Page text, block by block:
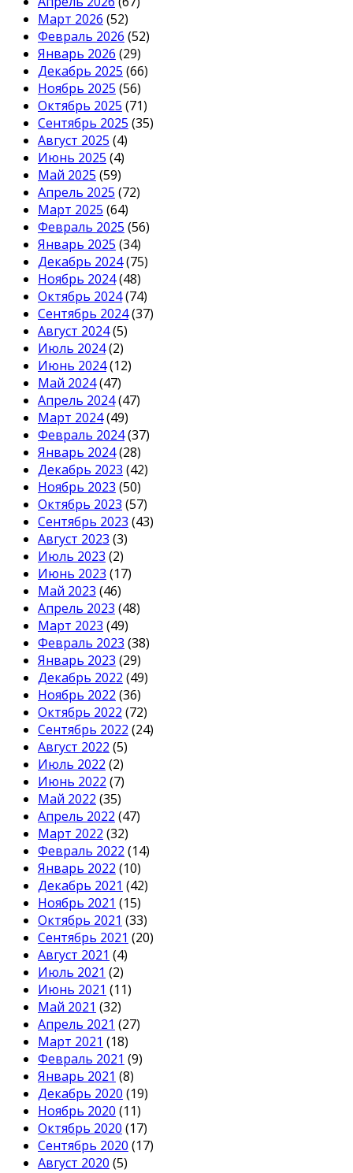
Март 2026 (52)
Февраль 2026 (52)
Январь 2026 (29)
Декабрь 2025 (66)
Ноябрь 2025 (56)
Октябрь 2025 (71)
Сентябрь 2025 (35)
Август 2025 (4)
Июнь 2025 (4)
Май 2025 (59)
Апрель 2025 (72)
Март 2025 (64)
Февраль 2025 (56)
Январь 2025 (34)
Декабрь 2024(75)
Ноябрь 2024(48)
Октябрь 2024(74)
Сентябрь 2024(37)
Август 2024(5)
Июль 2024(2)
Июнь 2024(12)
Май 2024(47)
Апрель 2024(47)
Март 2024(49)
Февраль 2024(37)
Январь 2024(28)
Декабрь 2023 (42)
Ноябрь 2023 (50)
Октябрь 2023 (57)
Сентябрь 2023 (43)
Август 2023 (3)
Июль 2023 (2)
Июнь 2023 (17)
Май 2023 (46)
Апрель 2023 (48)
Март 2023 (49)
Февраль 2023 (38)
Январь 2023 (29)
Декабрь 2022 (49)
Ноябрь 2022 (36)
Октябрь 2022 (72)
Сентябрь 2022 (24)
Август 2022 (5)
Июль 2022 (2)
Июнь 2022 (7)
Май 2022 (35)
Апрель 2022 (47)
Март 2022 (32)
Февраль 2022 (14)
Январь 2022 (10)
Декабрь 2021 (42)
Ноябрь 2021 (15)
Октябрь 2021 (33)
Сентябрь 2021 (20)
Август 2021 (4)
Июль 2021 (2)
Июнь 2021 (11)
Май 2021 (32)
Апрель 2021 (27)
Март 2021 (18)
Февраль 2021 (9)
Январь 2021 (8)
Декабрь 2020 (19)
Ноябрь 2020 (11)
Октябрь 2020 (17)
Сентябрь 2020 (17)
Август 2020 (5)